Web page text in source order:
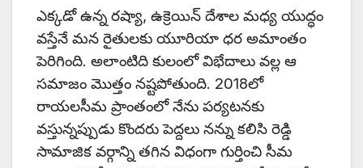
ఎక్కడో ఉన్న రష్యా, ఉక్రెయిన్ దేశాల మధ్య యుద్ధం
వస్తేనే మన రైతులకు యూరియా ధర అమాంతం
పెరిగింది. అలాంటిది కులంలో విభేదాలు వల్ల ఆ
సమాజం మొత్తం నష్టపోతుంది. 2018లో
రాయలసీమ ప్రాంతంలో నేను పర్యటనకు
వస్తున్నప్పుడు కొందరు పెద్దలు నన్ను కలిసి రెడ్డి
సామాజిక వర్గాన్ని తగిన విధంగా గుర్తించి సీమ